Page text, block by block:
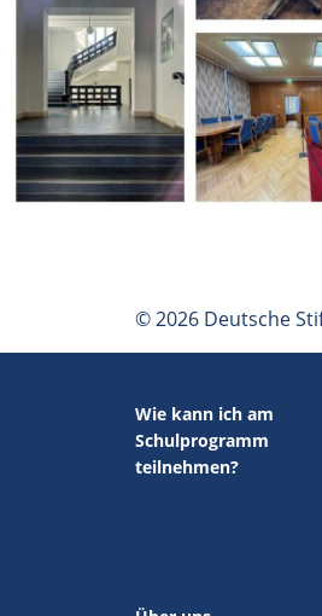
© 2026 Deutsche
Wie kann ich am
Schulprogramm
teilnehmen?